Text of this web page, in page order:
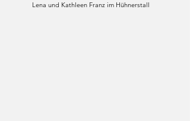
Lena und Kathleen Franz im Hühnerstall